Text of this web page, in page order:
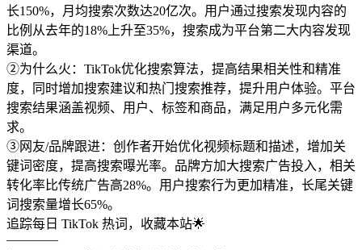
长150%，月均搜索次数达20亿次。用户通过搜索发现内容的
比例从去年的18%上升至35%，搜索成为平台第二大内容发现
渠道。
②为什么火：TikTok优化搜索算法，提高结果相关性和精准
度，同时增加搜索建议和热门搜索推荐，提升用户体验。平台
搜索结果涵盖视频、用户、标签和商品，满足用户多元化需
求。
③网友/品牌跟进：创作者开始优化视频标题和描述，增加关
键词密度，提高搜索曝光率。品牌方加大搜索广告投入，相关
转化率比传统广告高28%。用户搜索行为更加精准，长尾关键
词搜索量增长65%。
追踪每日 TikTok 热词，收藏本站🌟
————